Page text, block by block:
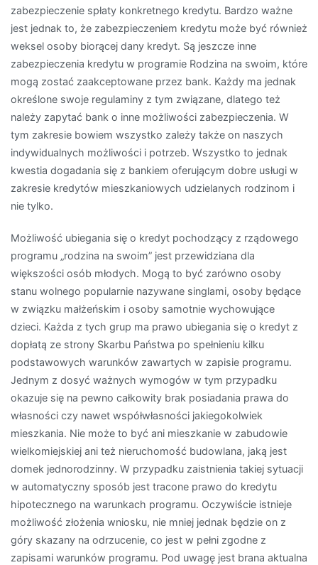
zabezpieczenie spłaty konkretnego kredytu. Bardzo ważne
jest jednak to, że zabezpieczeniem kredytu może być również
weksel osoby biorącej dany kredyt. Są jeszcze inne
zabezpieczenia kredytu w programie Rodzina na swoim, które
mogą zostać zaakceptowane przez bank. Każdy ma jednak
określone swoje regulaminy z tym związane, dlatego też
należy zapytać bank o inne możliwości zabezpieczenia. W
tym zakresie bowiem wszystko zależy także on naszych
indywidualnych możliwości i potrzeb. Wszystko to jednak
kwestia dogadania się z bankiem oferującym dobre usługi w
zakresie kredytów mieszkaniowych udzielanych rodzinom i
nie tylko.
Możliwość ubiegania się o kredyt pochodzący z rządowego
programu „rodzina na swoim” jest przewidziana dla
większości osób młodych. Mogą to być zarówno osoby
stanu wolnego popularnie nazywane singlami, osoby będące
w związku małżeńskim i osoby samotnie wychowujące
dzieci. Każda z tych grup ma prawo ubiegania się o kredyt z
dopłatą ze strony Skarbu Państwa po spełnieniu kilku
podstawowych warunków zawartych w zapisie programu.
Jednym z dosyć ważnych wymogów w tym przypadku
okazuje się na pewno całkowity brak posiadania prawa do
własności czy nawet współwłasności jakiegokolwiek
mieszkania. Nie może to być ani mieszkanie w zabudowie
wielkomiejskiej ani też nieruchomość budowlana, jaką jest
domek jednorodzinny. W przypadku zaistnienia takiej sytuacji
w automatyczny sposób jest tracone prawo do kredytu
hipotecznego na warunkach programu. Oczywiście istnieje
możliwość złożenia wniosku, nie mniej jednak będzie on z
góry skazany na odrzucenie, co jest w pełni zgodne z
zapisami warunków programu. Pod uwagę jest brana aktualna